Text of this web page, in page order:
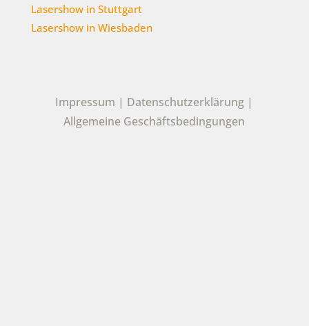
Lasershow in Stuttgart
Lasershow in Wiesbaden
Impressum | Datenschutzerklärung |
Allgemeine Geschäftsbedingungen